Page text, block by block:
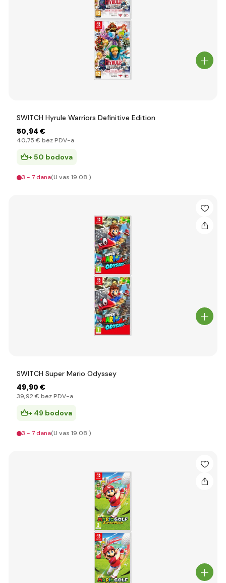
SWITCH Hyrule Warriors Definitive Edition
50,94 €
40,75 € bez PDV-a
+ 50 bodova
3 - 7 dana(U vas 19.08.)
SWITCH Super Mario Odyssey
49,90 €
39,92 € bez PDV-a
+ 49 bodova
3 - 7 dana(U vas 19.08.)